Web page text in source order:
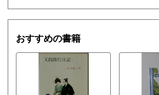
おすすめの書籍